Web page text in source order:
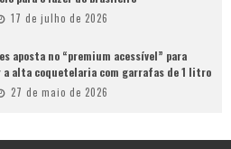
17 de julho de 2026
aposta no “premium acessível” para
a alta coquetelaria com garrafas de 1 litro
27 de maio de 2026